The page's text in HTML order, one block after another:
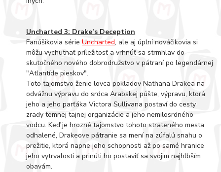
Uncharted 3: Drake’s Deception
Fanúšikovia sérieUncharted, ale aj úplní nováčikovia si
môžu vychutnať príležitosť a vrhnúť sa strmhlav do
skutočného nového dobrodružstvo v pátraní po legendárnej
"Atlantíde pieskov".
Toto tajomstvo ženie lovca pokladov Nathana Drakea na
odvážnu výpravu do srdca Arabskej púšte, výpravu, ktorá
jeho a jeho parťáka Victora Sullivana postaví do cesty
zrady temnej tajnej organizácie a jeho nemilosrdného
vodcu. Keď je hrozné tajomstvo tohoto strateného mesta
odhalené, Drakeove pátranie sa mení na zúfalú snahu o
prežitie, ktorá napne jeho schopnosti až po samé hranice
jeho vytrvalosti a prinúti ho postaviť sa svojim najhlbším
obavám.